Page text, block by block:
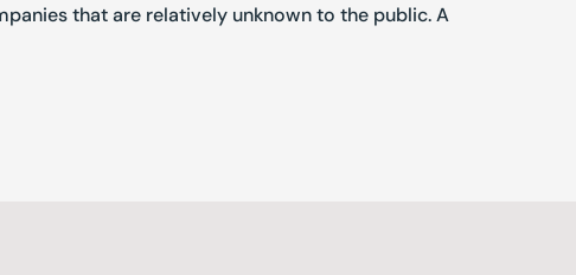
that are relatively unknown to the public. A